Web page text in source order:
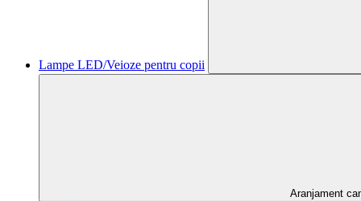
Lampe LED/Veioze pentru copii
Aranjament